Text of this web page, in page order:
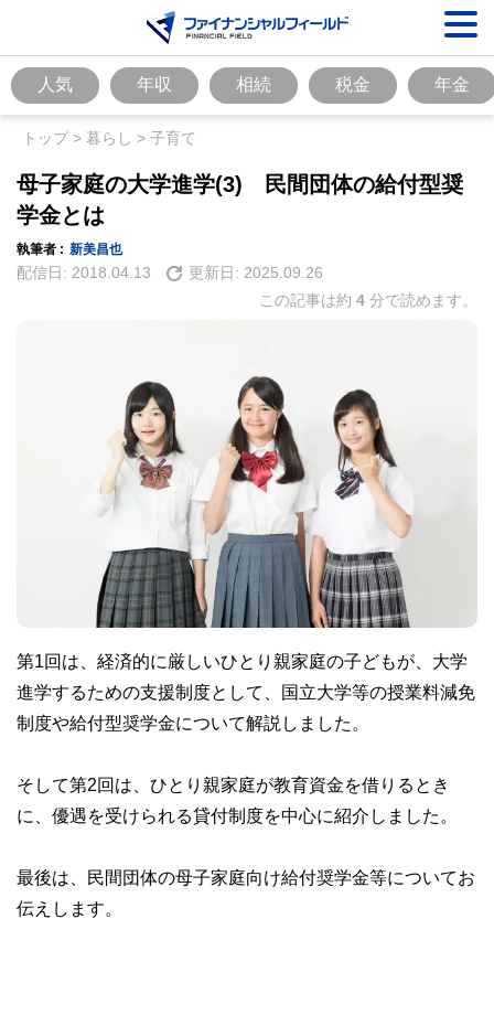
人気 年収 相続 税金 年金
トップ> 暮らし > 子育て
母子家庭の大学進学(3) 民間団体の給付型奨
学金とは
執筆者 : 新美昌也
配信日: 2018.04.13 更新日: 2025.09.26
この記事は約 4 分で読めます。
第1回は、経済的に厳しいひとり親家庭の子どもが、大学
進学するための支援制度として、国立大学等の授業料減免
制度や給付型奨学金について解説しました。
そして第2回は、ひとり親家庭が教育資金を借りるとき
に、優遇を受けられる貸付制度を中心に紹介しました。
最後は、民間団体の母子家庭向け給付奨学金等についてお
伝えします。